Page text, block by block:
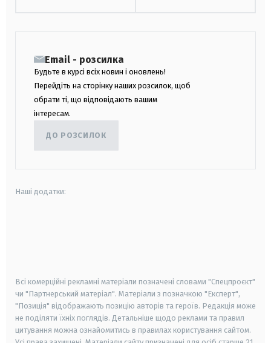
Email - розсилка
Будьте в курсі всіх новин і оновлень!
Перейдіть на сторінку наших розсилок, щоб
обрати ті, що відповідають вашим
інтересам.
ДО РОЗСИЛОК
Наші додатки:
Всі комерційні рекламні матеріали позначені словами "Спецпроєкт"
чи "Партнерський матеріал". Матеріали з позначкою "Експерт",
"Позиція" відображають позицію авторів та героїв. Редакція може
не поділяти їхніх поглядів. Детальніше щодо реклами та правил
цитування можна ознайомитись в правилах користування сайтом.